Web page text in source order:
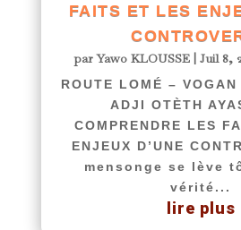
FAITS ET LES
parYawo KLOUSSE| Juil 8,
ROUTE LOMÉ –
ADJI OTÈTH
COMPRENDRE LES
ENJEUX D’UNE
mensonge se lève
vérité...
lire plus